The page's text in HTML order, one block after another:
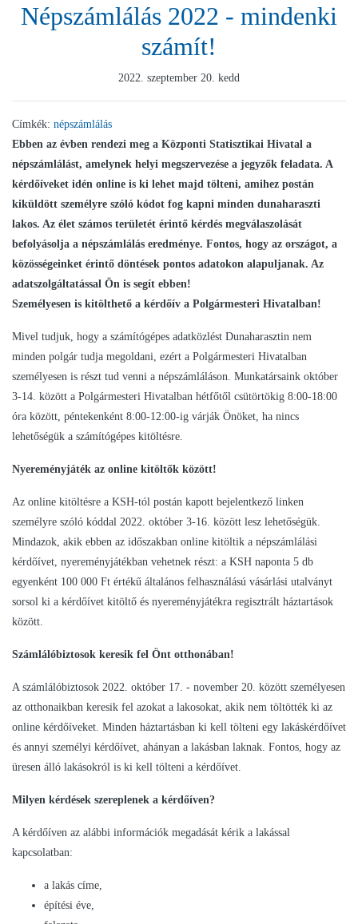
Népszámlálás 2022 - mindenki
számít!
2022. szeptember 20. kedd
Címkék: népszámlálás
Ebben az évben rendezi meg a Központi Statisztikai Hivatal a
népszámlálást, amelynek helyi megszervezése a jegyzők feladata. A
kérdőíveket idén online is ki lehet majd tölteni, amihez postán
kiküldött személyre szóló kódot fog kapni minden dunaharaszti
lakos. Az élet számos területét érintő kérdés megválaszolását
befolyásolja a népszámlálás eredménye. Fontos, hogy az országot, a
közösségeinket érintő döntések pontos adatokon alapuljanak. Az
adatszolgáltatással Ön is segít ebben!
Személyesen is kitölthető a kérdőív a Polgármesteri Hivatalban!
Mivel tudjuk, hogy a számítógépes adatközlést Dunaharasztin nem
minden polgár tudja megoldani, ezért a Polgármesteri Hivatalban
személyesen is részt tud venni a népszámláláson. Munkatársaink október
3-14. között a Polgármesteri Hivatalban hétfőtől csütörtökig 8:00-18:00
óra között, péntekenként 8:00-12:00-ig várják Önöket, ha nincs
lehetőségük a számítógépes kitöltésre.
Nyereményjáték az online kitöltők között!
Az online kitöltésre a KSH-tól postán kapott bejelentkező linken
személyre szóló kóddal 2022. október 3-16. között lesz lehetőségük.
Mindazok, akik ebben az időszakban online kitöltik a népszámlálási
kérdőívet, nyereményjátékban vehetnek részt: a KSH naponta 5 db
egyenként 100 000 Ft értékű általános felhasználású vásárlási utalványt
sorsol ki a kérdőívet kitöltő és nyereményjátékra regisztrált háztartások
között.
Számlálóbiztosok keresik fel Önt otthonában!
A számlálóbiztosok 2022. október 17. - november 20. között személyesen
az otthonaikban keresik fel azokat a lakosokat, akik nem töltötték ki az
online kérdőíveket. Minden háztartásban ki kell tölteni egy lakáskérdőívet
és annyi személyi kérdőívet, ahányan a lakásban laknak. Fontos, hogy az
üresen álló lakásokról is ki kell tölteni a kérdőívet.
Milyen kérdések szereplenek a kérdőíven?
A kérdőíven az alábbi információk megadását kérik a lakással
kapcsolatban:
a lakás címe,
építési éve,